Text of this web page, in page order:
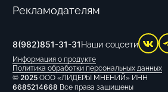
Рекламодателям
© 2025 ООО «ЛИДЕРЫ МНЕНИЙ» ИНН
6685214668 Все права защищены
Политика обработки персональных данных
Информация о продукте
8(982)851-31-31 Наши соцсети